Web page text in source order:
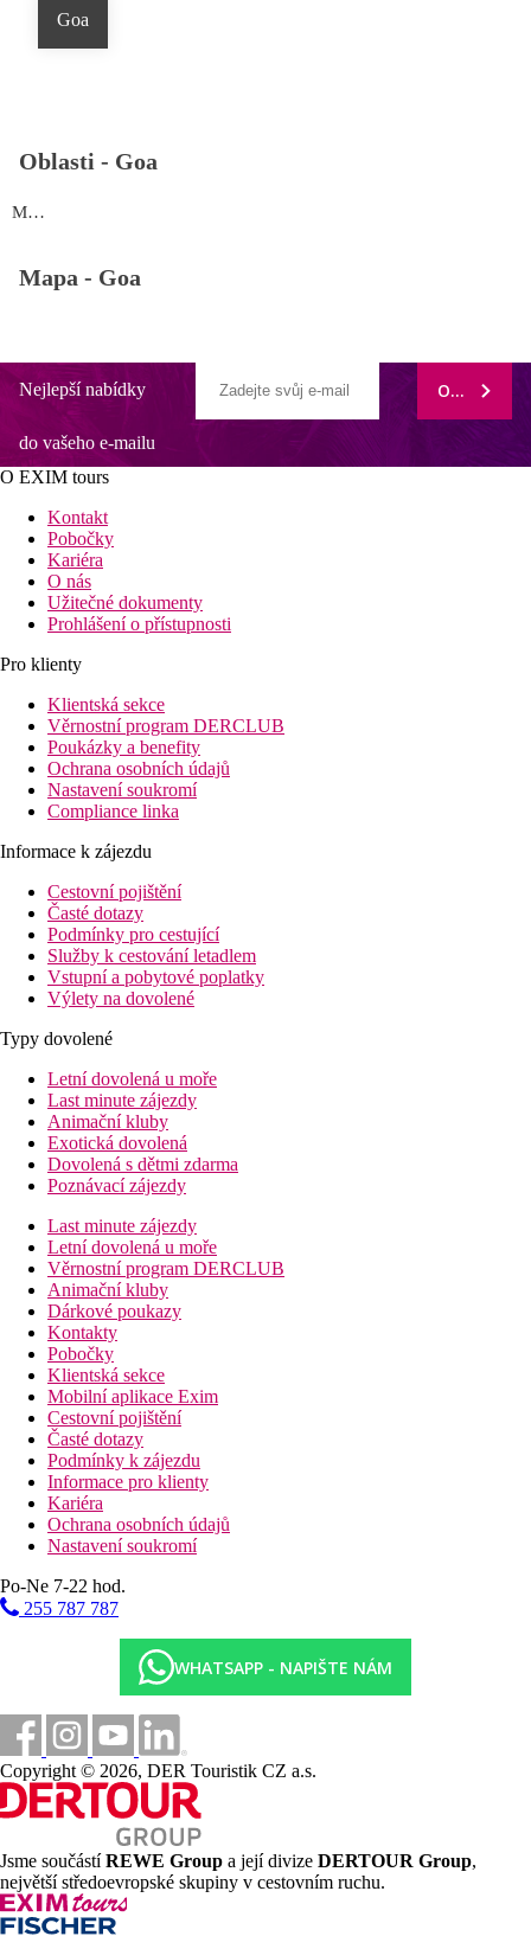
Goa
Oblasti - Goa
Margao
Mapa - Goa
Nejlepší nabídky
do vašeho e-mailu
ODEBÍRAT
O EXIM tours
Kontakt
Pobočky
Kariéra
O nás
Užitečné dokumenty
Prohlášení o přístupnosti
Pro klienty
Klientská sekce
Věrnostní program DERCLUB
Poukázky a benefity
Ochrana osobních údajů
Nastavení soukromí
Compliance linka
Informace k zájezdu
Cestovní pojištění
Časté dotazy
Podmínky pro cestující
Služby k cestování letadlem
Vstupní a pobytové poplatky
Výlety na dovolené
Typy dovolené
Letní dovolená u moře
Last minute zájezdy
Animační kluby
Exotická dovolená
Dovolená s dětmi zdarma
Poznávací zájezdy
Last minute zájezdy
Letní dovolená u moře
Věrnostní program DERCLUB
Animační kluby
Dárkové poukazy
Kontakty
Pobočky
Klientská sekce
Mobilní aplikace Exim
Cestovní pojištění
Časté dotazy
Podmínky k zájezdu
Informace pro klienty
Kariéra
Ochrana osobních údajů
Nastavení soukromí
Po-Ne 7-22 hod.
255 787 787
WHATSAPP - NAPIŠTE NÁM
Copyright © 2026, DER Touristik CZ a.s.
Jsme součástíREWE Group a její divize DERTOUR Group,
největší středoevropské skupiny v cestovním ruchu.